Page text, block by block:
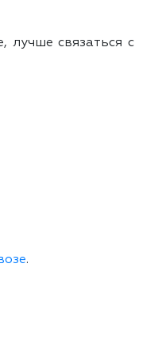
лучше связаться с
.